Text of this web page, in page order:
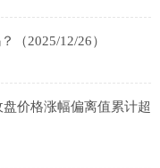
（2025/12/26）
价格涨幅偏离值累计超